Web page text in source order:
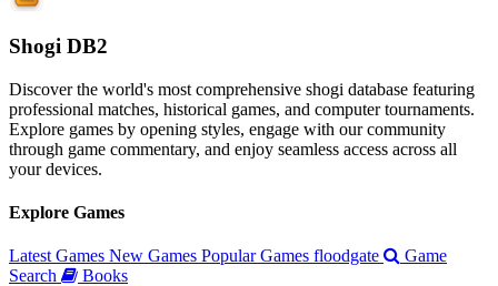
Shogi DB2
Discover the world's most comprehensive shogi database featuring
professional matches, historical games, and computer tournaments.
Explore games by opening styles, engage with our community
through game commentary, and enjoy seamless access across all
your devices.
Explore Games
Latest Games New Games Popular Games floodgate
Game
Search
Books